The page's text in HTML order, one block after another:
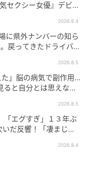
洗われた挙句、
セクシー女優』デビュ
2026.8.4
に県外ナンバーの知ら
戻ってきたドライバー
2026.8.5
た」脳の病気で副作用…
ると自分とは思えなか
2026.8.5
「エグすぎ」１３年ぶ
いだ反響！「凄まじく
2026.8.4